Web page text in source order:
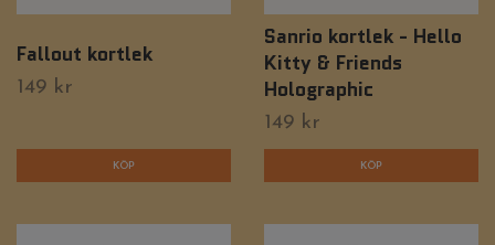
Fallout kortlek
149 kr
Sanrio kortlek - Hello
Kitty & Friends
Holographic
149 kr